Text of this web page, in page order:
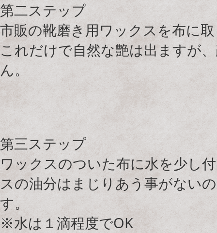
第二ステップ
市販の靴磨き用ワックスを布に
これだけで自然な艶は出ますが
ん。
第三ステップ
ワックスのついた布に水を少し
スの油分はまじりあう事がない
す。
※水は１滴程度でOK